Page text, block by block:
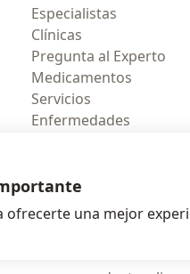
Especialistas
Clínicas
Pregunta al Experto
Medicamentos
Servicios
Enfermedades
se abre en una
se abre
ofrecerte una mejor